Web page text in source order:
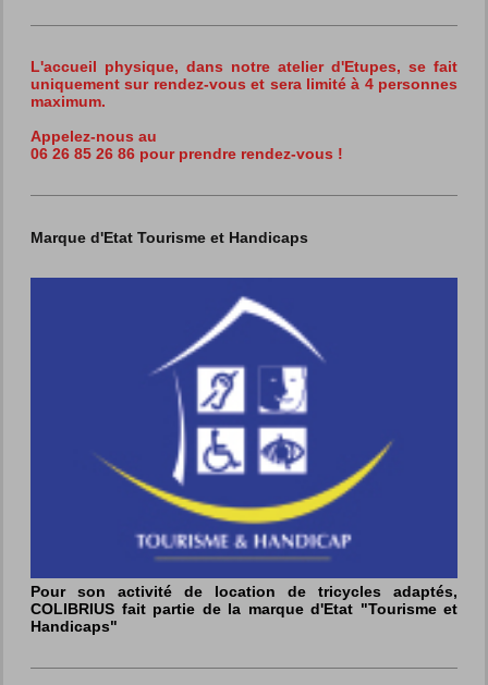
L'accueil physique, dans notre atelier d'Etupes, se fait
uniquement sur rendez-vous et sera limité à 4 personnes
maximum.
Appelez-nous au
06 26 85 26 86 pour prendre rendez-vous !
Marque d'Etat Tourisme et Handicaps
Pour son activité de location de tricycles adaptés,
COLIBRIUS fait partie de la marque d'Etat "Tourisme et
Handicaps"